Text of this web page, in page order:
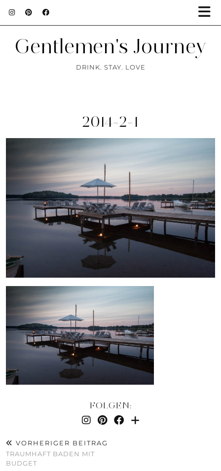
Gentlemen's Journey
DRINK. STAY. LOVE
2014-2-1
FOLGEN:
VORHERIGER BEITRAG
TRAUMHAFT BADEN MIT
BUDGET